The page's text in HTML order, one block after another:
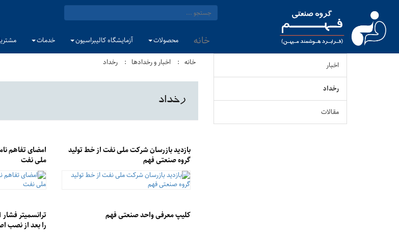
خانه محصولات آزمایشگاه کالیبراسیون خدمات
اخبار
رخداد
مقالات
خانه اخبار و رخدادها رخداد
رخداد
بازدید بازرسان شرکت ملی نفت از خط تولید
گروه صنعتی فهم
امضای تفاهم
ملی نفت
کلیپ معرفی واحد صنعتی فهم
را بعد از نصب